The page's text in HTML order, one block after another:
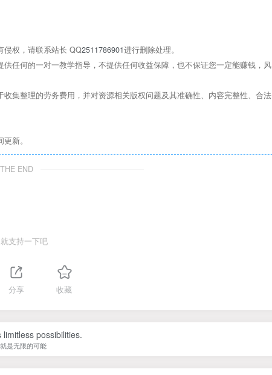
侵权，请联系站长 QQ2511786901进行删除处理。
任何的一对一教学指导，不提供任何收益保障，也不保证您一定能赚钱，风
集整理的劳务费用，并对资源相关版权问题及其准确性、内容完整性、合法
新。
THE END
支持一下吧
分享 收藏
limitless possibilities.
是无限的可能